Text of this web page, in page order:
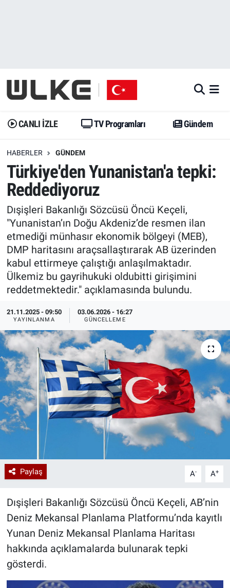
CANLI İZLE TV Programları Gündem
HABERLER GÜNDEM
Türkiye'den Yunanistan'a tepki:
Reddediyoruz
Dışişleri Bakanlığı Sözcüsü Öncü Keçeli,
"Yunanistan’ın Doğu Akdeniz’de resmen ilan
etmediği münhasır ekonomik bölgeyi (MEB),
DMP haritasını araçsallaştırarak AB üzerinden
kabul ettirmeye çalıştığı anlaşılmaktadır.
Ülkemiz bu gayrihukuki oldubitti girişimini
reddetmektedir." açıklamasında bulundu.
21.11.2025 - 09:50
YAYINLANMA
03.06.2026 - 16:27
GÜNCELLEME
Paylaş A- A+
Dışişleri Bakanlığı Sözcüsü Öncü Keçeli, AB’nin
Deniz Mekansal Planlama Platformu’nda kayıtlı
Yunan Deniz Mekansal Planlama Haritası
hakkında açıklamalarda bulunarak tepki
gösterdi.
Gündem
Dünya
Erişim Bilgileri
Ekonomi
Trend
Özel Haberler
Yazarlar
Gündem
Trend
Erişim Bilgileri
Spor
Ekonomi
Dünya
Medya
Erişim Bilgileri
Sağlık
Teknoloji
Ramazan
İstanbul Namaz Vakitleri
Trafik Durumu
Erişim Bilgileri
Tüm Manşetler
Son Dakika Haberleri
Haber Arşivi